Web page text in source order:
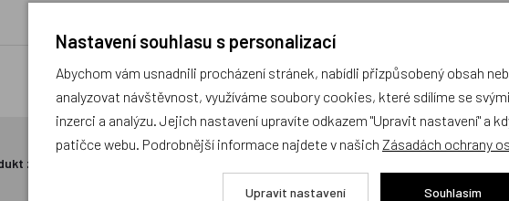
zatím nemá žádné hodnocení,
Nastavení souhlasu s personalizací
Abychom vám usnadnili procházení stránek, nabídli přizpůsobený obsah
analyzovat návštěvnost, využíváme soubory cookies, které sdílíme se
inzerci a analýzu. Jejich nastavení upravíte odkazem "Upravit nastavení" a
patičce webu. Podrobnější informace najdete v našich Zásadách ochrany
Upravit nastavení Souhlasím